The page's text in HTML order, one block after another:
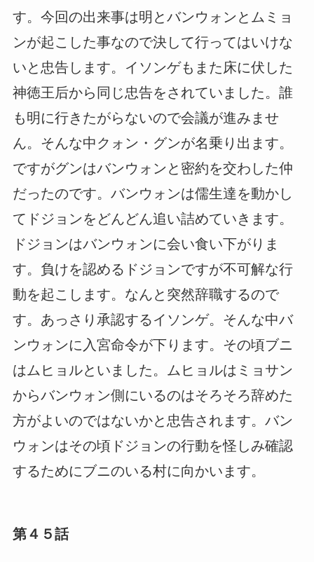
す。今回の出来事は明とバンウォンとムミョ
ンが起こした事なので決して行ってはいけな
いと忠告します。イソンゲもまた床に伏した
神徳王后から同じ忠告をされていました。誰
も明に行きたがらないので会議が進みませ
ん。そんな中クォン・グンが名乗り出ます。
ですがグンはバンウォンと密約を交わした仲
だったのです。バンウォンは儒生達を動かし
てドジョンをどんどん追い詰めていきます。
ドジョンはバンウォンに会い食い下がりま
す。負けを認めるドジョンですが不可解な行
動を起こします。なんと突然辞職するので
す。あっさり承認するイソンゲ。そんな中バ
ンウォンに入宮命令が下ります。その頃ブニ
はムヒョルといました。ムヒョルはミョサン
からバンウォン側にいるのはそろそろ辞めた
方がよいのではないかと忠告されます。バン
ウォンはその頃ドジョンの行動を怪しみ確認
するためにブニのいる村に向かいます。
第４５話